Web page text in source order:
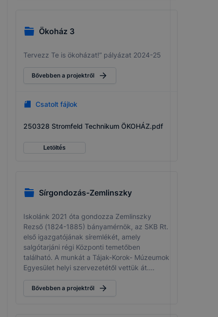
Ökoház 3
Tervezz Te is ökoházat!” pályázat 2024-25
Bővebben a projektről
Csatolt fájlok
250328 Stromfeld Technikum ÖKOHÁZ.pdf
Letöltés
Sírgondozás-Zemlinszky
Iskolánk 2021 óta gondozza Zemlinszky
Rezső (1824-1885) bányamérnök, az SKB Rt.
első igazgatójának síremlékét, amely
salgótarjáni régi Központi temetőben
található. A munkát a Tájak-Korok- Múzeumok
Egyesület helyi szervezetétől vettük át.
megemlékezünk az 1848-as nemzetőrről, és
jeles salgótarjáni személyiségről, aki sokat
Bővebben a projektről